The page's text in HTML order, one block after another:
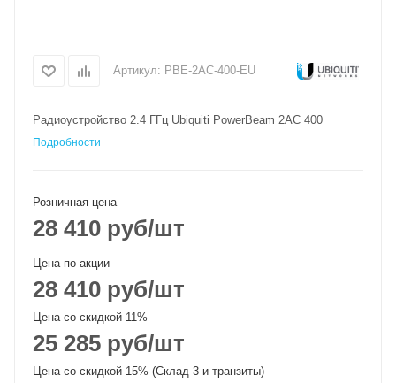
Артикул: PBE-2AC-400-EU
Радиоустройство 2.4 ГГц Ubiquiti PowerBeam 2AC 400
Подробности
Розничная цена
28 410 руб/шт
Цена по акции
28 410 руб/шт
Цена со скидкой 11%
25 285 руб/шт
Цена со скидкой 15% (Склад 3 и транзиты)